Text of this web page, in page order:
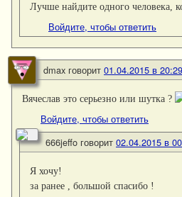
Лучше найдите одного человека,
Войдите, чтобы ответить
dmax говорит 01.04.2015 в 20:29
Вячеслав это серьезно или шутка ?
Войдите, чтобы ответить
666jeffo говорит 02.04.2015 в
Я хочу!
за ранее , большой спасибо !